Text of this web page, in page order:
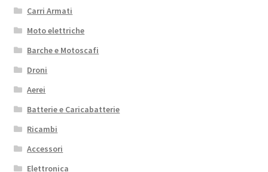
Carri Armati
Moto elettriche
Barche e Motoscafi
Droni
Aerei
Batterie e Caricabatterie
Ricambi
Accessori
Elettronica